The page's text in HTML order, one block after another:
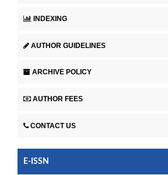
INDEXING
AUTHOR GUIDELINES
ARCHIVE POLICY
AUTHOR FEES
CONTACT US
E-ISSN